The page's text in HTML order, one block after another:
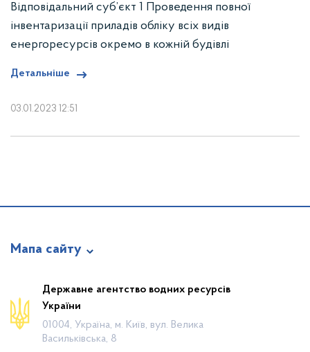
03.01.2023 12:51
Відповідальний суб’єкт 1 Проведення повної
інвентаризації приладів обліку всіх видів
енергоресурсів окремо в кожній будівлі
Детальніше
Мапа сайту
Про відомство
Діяльність
Громадянам
Державне агентство водних ресурсів
України
01004, Україна, м. Київ, вул. Велика
Васильківська, 8